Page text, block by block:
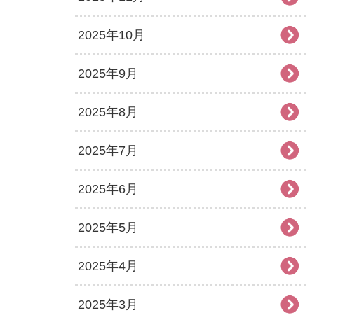
2025年10月
2025年9月
2025年8月
2025年7月
2025年6月
2025年5月
2025年4月
2025年3月